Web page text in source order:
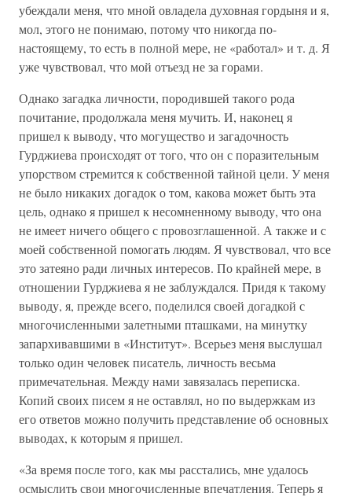
убеждали меня, что мной овладела духовная гордыня и я,
мол, этого не понимаю, потому что никогда по-
настоящему, то есть в полной мере, не «работал» и т. д. Я
уже чувствовал, что мой отъезд не за горами.
Однако загадка личности, породившей такого рода
почитание, продолжала меня мучить. И, наконец я
пришел к выводу, что могущество и загадочность
Гурджиева происходят от того, что он с поразительным
упорством стремится к собственной тайной цели. У меня
не было никаких догадок о том, какова может быть эта
цель, однако я пришел к несомненному выводу, что она
не имеет ничего общего с провозглашенной. А также и с
моей собственной помогать людям. Я чувствовал, что все
это затеяно ради личных интересов. По крайней мере, в
отношении Гурджиева я не заблуждался. Придя к такому
выводу, я, прежде всего, поделился своей догадкой с
многочисленными залетными пташками, на минутку
запархивавшими в «Институт». Всерьез меня выслушал
только один человек писатель, личность весьма
примечательная. Между нами завязалась переписка.
Копий своих писем я не оставлял, но по выдержкам из
его ответов можно получить представление об основных
выводах, к которым я пришел.
«За время после того, как мы расстались, мне удалось
осмыслить свои многочисленные впечатления. Теперь я